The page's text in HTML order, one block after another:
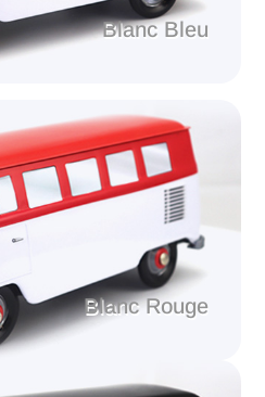
Blanc Bleu
Blanc Rouge